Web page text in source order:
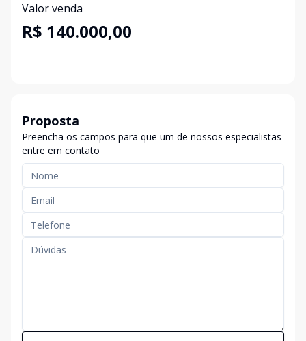
Valor venda
R$ 140.000,00
Proposta
Preencha os campos para que um de nossos especialistas
entre em contato